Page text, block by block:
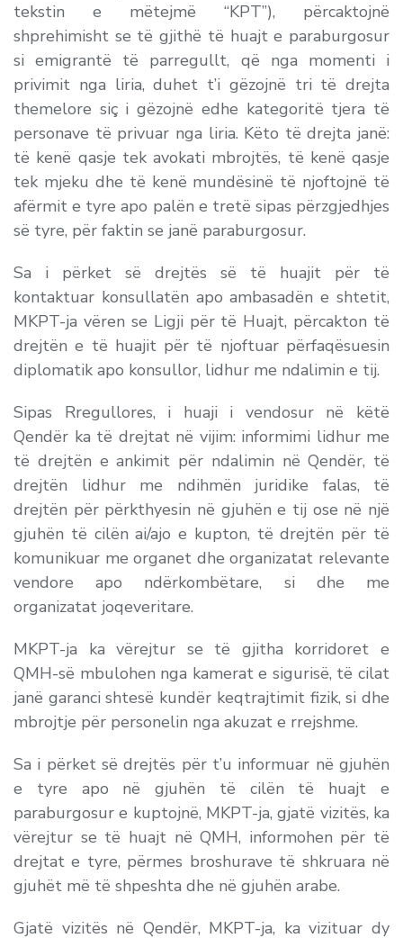
tekstin e mëtejmë “KPT”), përcaktojnë
shprehimisht se të gjithë të huajt e paraburgosur
si emigrantë të parregullt, që nga momenti i
privimit nga liria, duhet t’i gëzojnë tri të drejta
themelore siç i gëzojnë edhe kategoritë tjera të
personave të privuar nga liria. Këto të drejta janë:
të kenë qasje tek avokati mbrojtës, të kenë qasje
tek mjeku dhe të kenë mundësinë të njoftojnë të
afërmit e tyre apo palën e tretë sipas përzgjedhjes
së tyre, për faktin se janë paraburgosur.
Sa i përket së drejtës së të huajit për të
kontaktuar konsullatën apo ambasadën e shtetit,
MKPT-ja vëren se Ligji për të Huajt, përcakton të
drejtën e të huajit për të njoftuar përfaqësuesin
diplomatik apo konsullor, lidhur me ndalimin e tij.
Sipas Rregullores, i huaji i vendosur në këtë
Qendër ka të drejtat në vijim: informimi lidhur me
të drejtën e ankimit për ndalimin në Qendër, të
drejtën lidhur me ndihmën juridike falas, të
drejtën për përkthyesin në gjuhën e tij ose në një
gjuhën të cilën ai/ajo e kupton, të drejtën për të
komunikuar me organet dhe organizatat relevante
vendore apo ndërkombëtare, si dhe me
organizatat joqeveritare.
MKPT-ja ka vërejtur se të gjitha korridoret e
QMH-së mbulohen nga kamerat e sigurisë, të cilat
janë garanci shtesë kundër keqtrajtimit fizik, si dhe
mbrojtje për personelin nga akuzat e rrejshme.
Sa i përket së drejtës për t’u informuar në gjuhën
e tyre apo në gjuhën të cilën të huajt e
paraburgosur e kuptojnë, MKPT-ja, gjatë vizitës, ka
vërejtur se të huajt në QMH, informohen për të
drejtat e tyre, përmes broshurave të shkruara në
gjuhët më të shpeshta dhe në gjuhën arabe.
Gjatë vizitës në Qendër, MKPT-ja, ka vizituar dy